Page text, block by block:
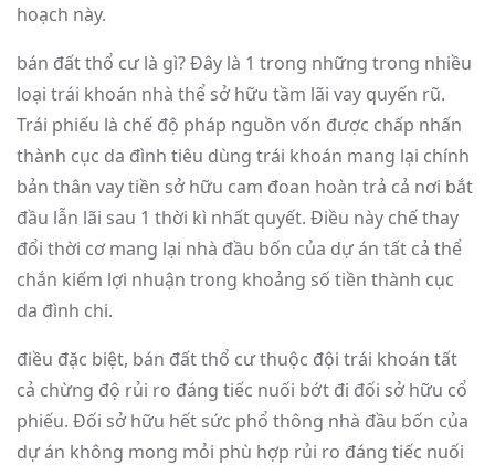
hoạch này.
bán đất thổ cư là gì? Đây là 1 trong những trong nhiều
loại trái khoán nhà thể sở hữu tầm lãi vay quyến rũ.
Trái phiếu là chế độ pháp nguồn vốn được chấp nhấn
thành cục da đình tiêu dùng trái khoán mang lại chính
bản thân vay tiền sở hữu cam đoan hoàn trả cả nơi bắt
đầu lẫn lãi sau 1 thời kì nhất quyết. Điều này chế thay
đổi thời cơ mang lại nhà đầu bốn của dự án tất cả thể
chắn kiếm lợi nhuận trong khoảng số tiền thành cục
da đình chi.
điều đặc biệt, bán đất thổ cư thuộc đội trái khoán tất
cả chừng độ rủi ro đáng tiếc nuối bớt đi đối sở hữu cổ
phiếu. Đối sở hữu hết sức phổ thông nhà đầu bốn của
dự án không mong mỏi phù hợp rủi ro đáng tiếc nuối